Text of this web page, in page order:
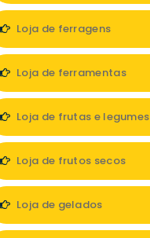
Loja de ferragens
Loja de ferramentas
Loja de frutas e legumes
Loja de frutos secos
Loja de gelados